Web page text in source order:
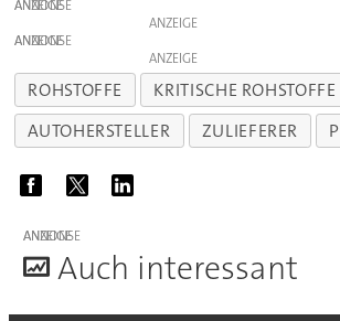
ANZEIGE
ANZEIGE
ANZEIGE
ANZEIGE
ROHSTOFFE
KRITISCHE ROHSTOFFE
AUTOHERSTELLER
ZULIEFERER
ANZEIGE
Auch interessant